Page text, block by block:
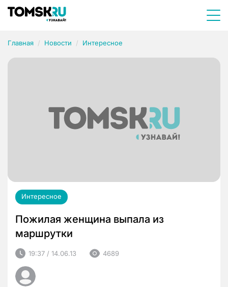
Главная Новости Интересное
Интересное
Пожилая женщина выпала из
маршрутки
19:37 / 14.06.13 4689